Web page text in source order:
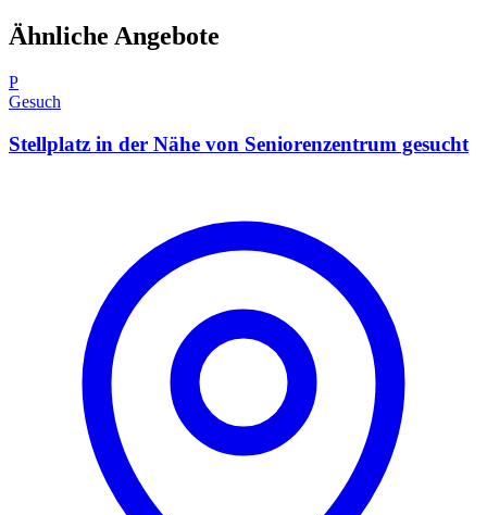
Ähnliche Angebote
P
Gesuch
Stellplatz in der Nähe von Seniorenzentrum gesucht